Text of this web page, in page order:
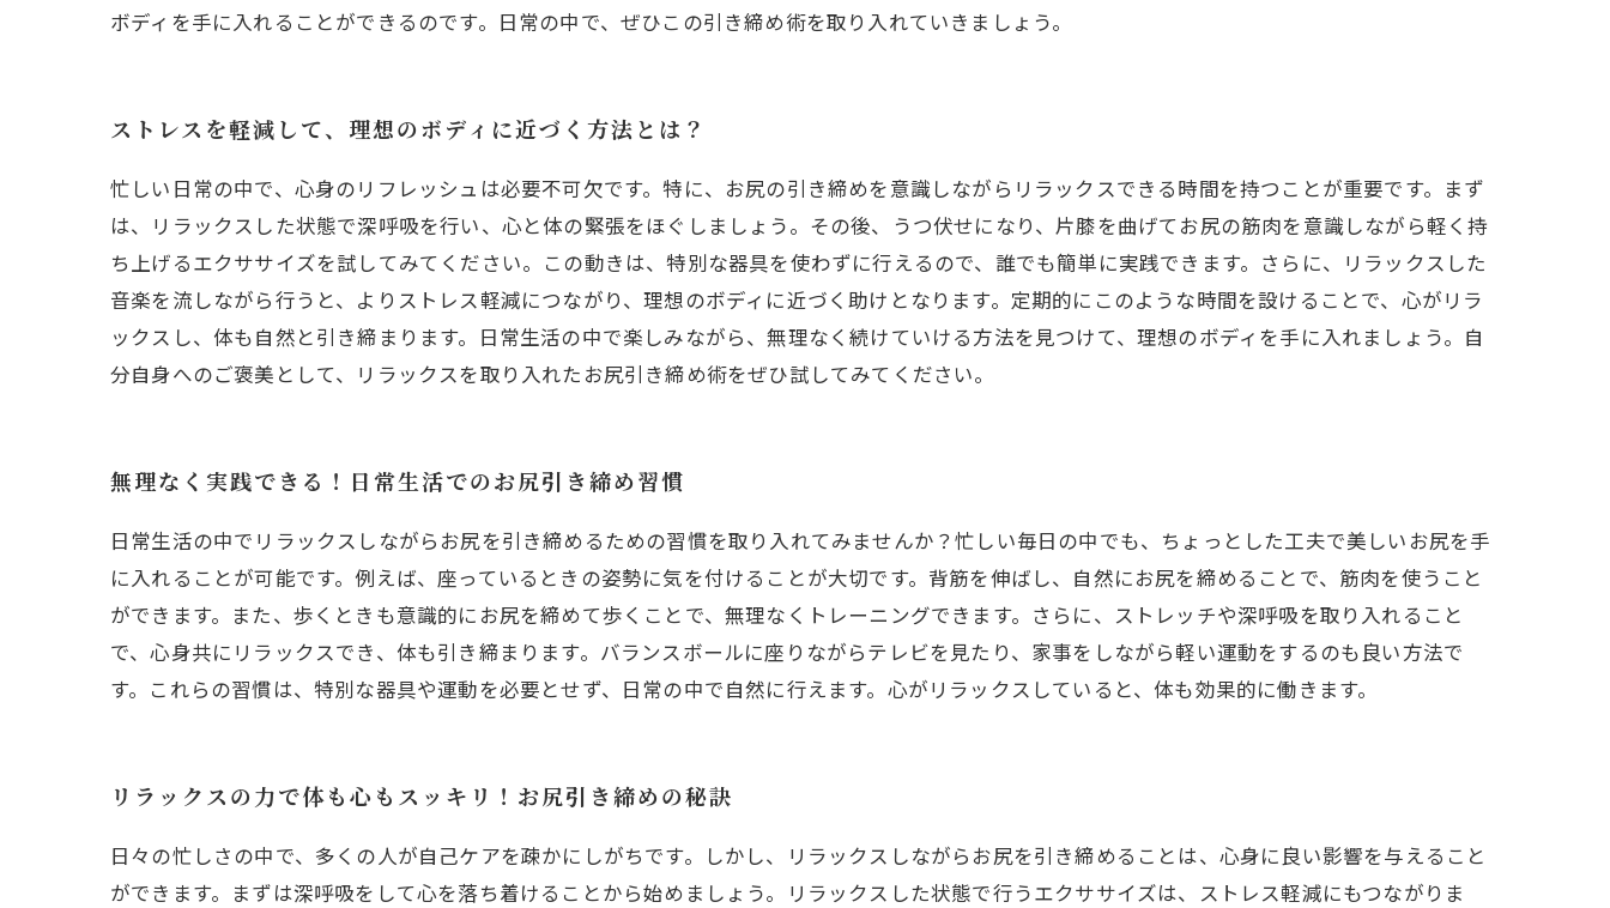
ボディを手に入れることができるのです。日常の中で、ぜひこの引き締め術を取り入れていきましょう。
ストレスを軽減して、理想のボディに近づく方法とは？
忙しい日常の中で、心身のリフレッシュは必要不可欠です。特に、お尻の引き締めを意識しながらリラックスできる時間を持つことが重要です。まず
は、リラックスした状態で深呼吸を行い、心と体の緊張をほぐしましょう。その後、うつ伏せになり、片膝を曲げてお尻の筋肉を意識しながら軽く持
ち上げるエクササイズを試してみてください。この動きは、特別な器具を使わずに行えるので、誰でも簡単に実践できます。さらに、リラックスした
音楽を流しながら行うと、よりストレス軽減につながり、理想のボディに近づく助けとなります。定期的にこのような時間を設けることで、心がリラ
ックスし、体も自然と引き締まります。日常生活の中で楽しみながら、無理なく続けていける方法を見つけて、理想のボディを手に入れましょう。自
分自身へのご褒美として、リラックスを取り入れたお尻引き締め術をぜひ試してみてください。
無理なく実践できる！日常生活でのお尻引き締め習慣
日常生活の中でリラックスしながらお尻を引き締めるための習慣を取り入れてみませんか？忙しい毎日の中でも、ちょっとした工夫で美しいお尻を手
に入れることが可能です。例えば、座っているときの姿勢に気を付けることが大切です。背筋を伸ばし、自然にお尻を締めることで、筋肉を使うこと
ができます。また、歩くときも意識的にお尻を締めて歩くことで、無理なくトレーニングできます。さらに、ストレッチや深呼吸を取り入れること
で、心身共にリラックスでき、体も引き締まります。バランスボールに座りながらテレビを見たり、家事をしながら軽い運動をするのも良い方法で
す。これらの習慣は、特別な器具や運動を必要とせず、日常の中で自然に行えます。心がリラックスしていると、体も効果的に働きます。
リラックスの力で体も心もスッキリ！お尻引き締めの秘訣
日々の忙しさの中で、多くの人が自己ケアを疎かにしがちです。しかし、リラックスしながらお尻を引き締めることは、心身に良い影響を与えること
ができます。まずは深呼吸をして心を落ち着けることから始めましょう。リラックスした状態で行うエクササイズは、ストレス軽減にもつながりま